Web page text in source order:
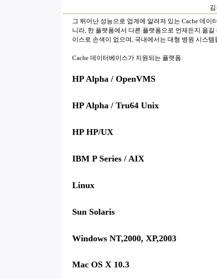
그 뛰어난 성능으로 업계에 알려져 있는 Cache 데
니라, 한 플랫폼에서 다른 플랫폼으로 언제든지 옮
이스로 손색이 없으며, 국내에서는 대형 병원 시스
Cache 데이터베이스가 지원되는 플랫폼:
HP Alpha /
HP Alpha / Tru64 Unix
HP HP/
IBM P Series /
Sun
Windows NT,2000,
Mac OS X 10.3